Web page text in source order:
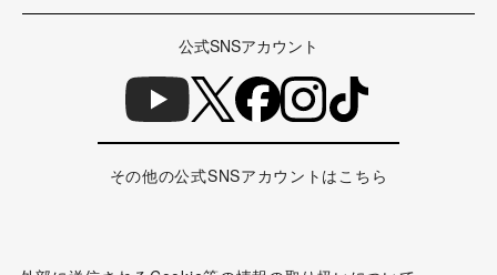
その他の公式SNSアカウントはこちら
外部に送信されるCookie等の情報の取り扱いについて
個人情報について
情報セキュリティ方針